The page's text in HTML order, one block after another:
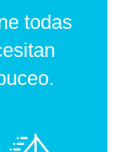
todas